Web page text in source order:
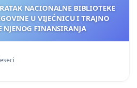
NACIONALNE BIBLIOTEKE
U VIJEĆNICU I TRAJNO
NJENOG FINANSIRANJA